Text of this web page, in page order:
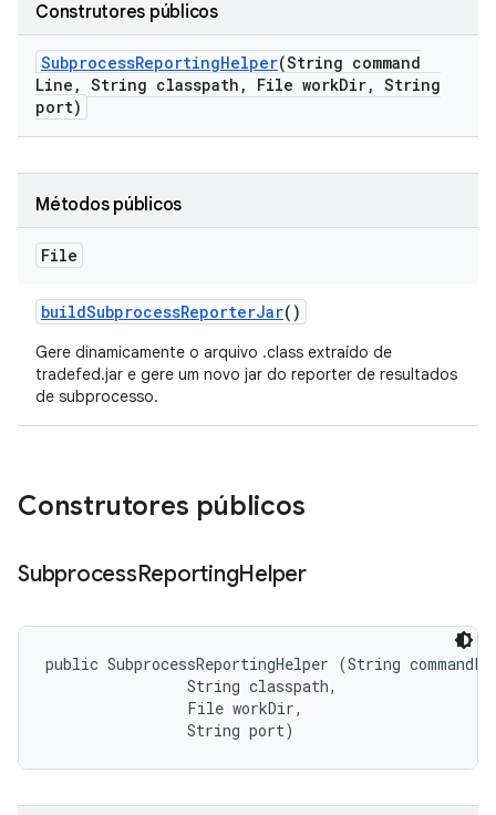
Construtores públicos
SubprocessReportingHelper(String command
Line , String classpath , File workDir, String
port)
Métodos públicos
File
buildSubprocessReporterJar()
Gere dinamicamente o arquivo .class extraído de
tradefed.jar e gere um novo jar do reporter de resultados
de subprocesso.
Construtores públicos
SubprocessReportingHelper
public SubprocessReportingHelper (String
                String classpath,
                File workDir,
                String port)